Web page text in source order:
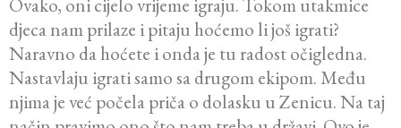
Ovako, oni cijelo vrijeme igraju. Tokom utakmice
djeca nam prilaze i pitaju hoćemo li još igrati?
Naravno da hoćete i onda je tu radost očigledna.
Nastavlaju igrati samo sa drugom ekipom. Među
njima je već počela priča o dolasku u Zenicu. Na taj